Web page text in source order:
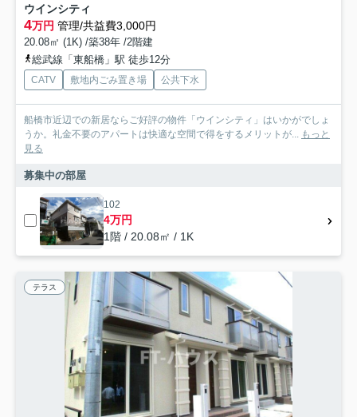
ウインシティ
4万円 管理/共益費3,000円
20.08㎡ (1K) /築38年 /2階建
総武線「東船橋」駅 徒歩12分
CATV 敷地内ごみ置き場 公共下水
船橋市近辺での新居ならご好評の物件「ウインシティ」はいかがでしょ
うか。礼金不要のアパートは快適な空間で得をするメリットが...
もっと
見る
募集中の部屋
102
4万円
1階 / 20.08㎡ / 1K
テラス